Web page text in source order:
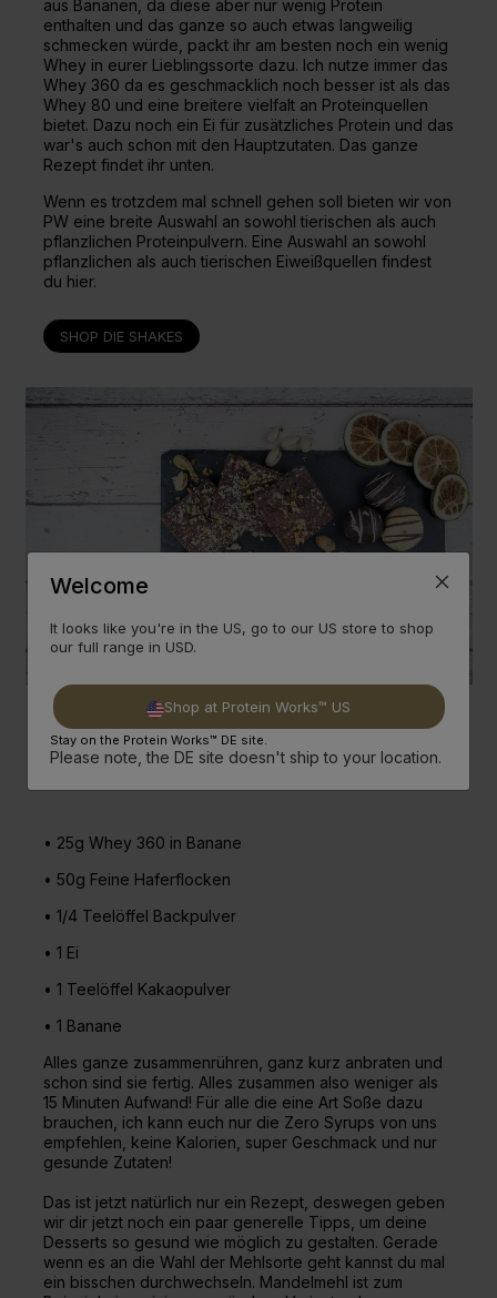
aus Bananen, da diese aber nur wenig Protein
enthalten und das ganze so auch etwas langweilig
schmecken würde, packt ihr am besten noch ein wenig
Whey in eurer Lieblingssorte dazu. Ich nutze immer das
Whey 360 da es geschmacklich noch besser ist als das
Whey 80 und eine breitere vielfalt an Proteinquellen
bietet. Dazu noch ein Ei für zusätzliches Protein und das
war's auch schon mit den Hauptzutaten. Das ganze
Rezept findet ihr unten.
Wenn es trotzdem mal schnell gehen soll bieten wir von
PW eine breite Auswahl an sowohl tierischen als auch
pflanzlichen Proteinpulvern. Eine Auswahl an sowohl
pflanzlichen als auch tierischen Eiweißquellen findest
du hier.
SHOP DIE SHAKES
DasRezept.
• 25g Whey 360 in Banane
• 50g Feine Haferflocken
• 1/4 Teelöffel Backpulver
• 1 Ei
• 1 Teelöffel Kakaopulver
• 1 Banane
Alles ganze zusammenrühren, ganz kurz anbraten und
schon sind sie fertig. Alles zusammen also weniger als
15 Minuten Aufwand! Für alle die eine Art Soße dazu
brauchen, ich kann euch nur die Zero Syrups von uns
empfehlen, keine Kalorien, super Geschmack und nur
gesunde Zutaten!
Das ist jetzt natürlich nur ein Rezept, deswegen geben
wir dir jetzt noch ein paar generelle Tipps, um deine
Desserts so gesund wie möglich zu gestalten. Gerade
wenn es an die Wahl der Mehlsorte geht kannst du mal
ein bisschen durchwechseln. Mandelmehl ist zum
Welcome
It looks like you're in the US, go to our US store to shop
our full range in USD.
Shop at Protein Works™ US
Stay on the Protein Works™ DE site.
Please note, the DE site doesn't ship to your location.